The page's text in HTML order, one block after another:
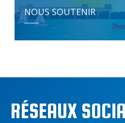
NOUS SOUTENIR
RÉSEAUX